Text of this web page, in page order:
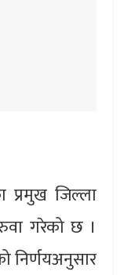
प्रमुख जिल्ला
गरेको छ ।
निर्णयअनुसार